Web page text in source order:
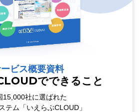
ビス概要資料
でできること
15,000社に選ばれた
テム「いえらぶCLOUD」